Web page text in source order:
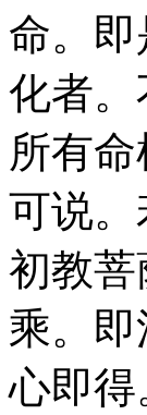
命。
化者
所有
可说
初教
乘。
心即